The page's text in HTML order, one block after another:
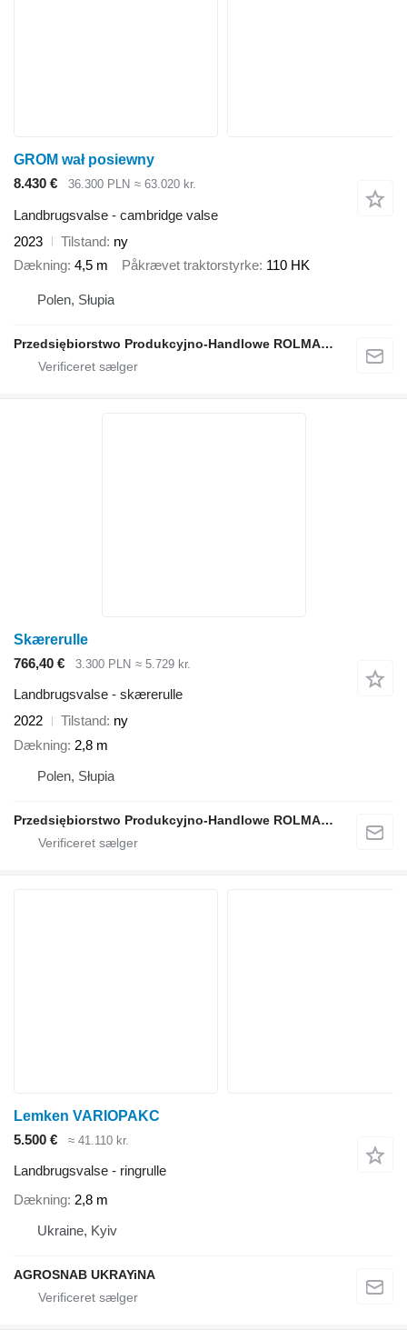
GROM wał posiewny
8.430 €
36.300 PLN ≈ 63.020 kr.
Landbrugsvalse - cambridge valse
2023
Tilstand ny
Dækning 4,5 m Påkrævet traktorstyrke 110 HK
Polen, Słupia
Przedsiębiorstwo Produkcyjno-Handlowe ROLMAPOL Marcin Dziekan
Skærerulle
766,40 €
3.300 PLN ≈ 5.729 kr.
Landbrugsvalse - skærerulle
2022
Tilstand ny
Dækning 2,8 m
Polen, Słupia
Przedsiębiorstwo Produkcyjno-Handlowe ROLMAPOL Marcin Dziekan
Lemken VARIOPAKC
5.500 €
≈ 41.110 kr.
Landbrugsvalse - ringrulle
Dækning 2,8 m
Ukraine, Kyiv
AGROSNAB UKRAYiNA